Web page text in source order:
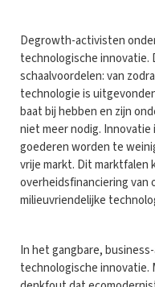
Degrowth-activisten
technologische innovatie.
schaalvoordelen: van
technologie is
baat bij hebben en zijn
niet meer nodig. Innovatie
goederen worden te
vrije markt. Dit marktfalen
overheidsfinanciering van
milieuvriendelijke
In het gangbare,
technologische innovatie.